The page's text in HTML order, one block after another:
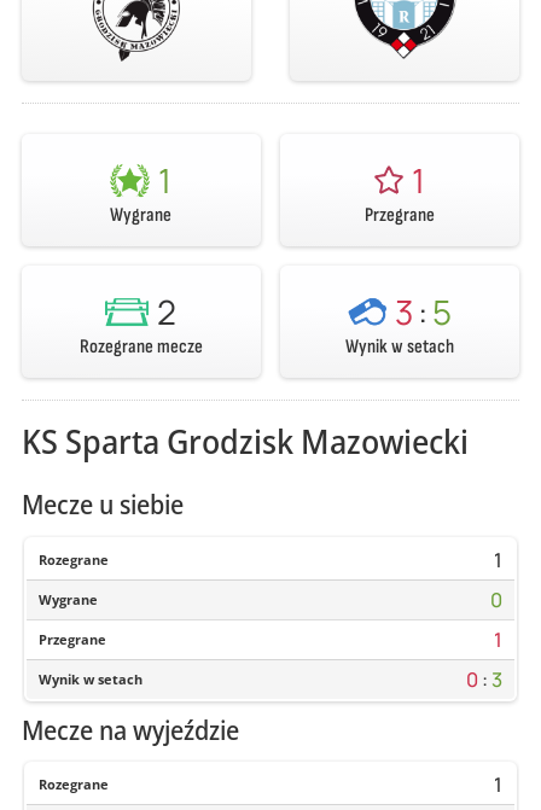
1
Wygrane
1
Przegrane
2
Rozegrane mecze
3 :5
Wynik w setach
KS Sparta Grodzisk Mazowiecki
Mecze u siebie
Rozegrane 1
Wygrane 0
Przegrane 1
Wynik w setach 0 : 3
Mecze na wyjeździe
Rozegrane 1